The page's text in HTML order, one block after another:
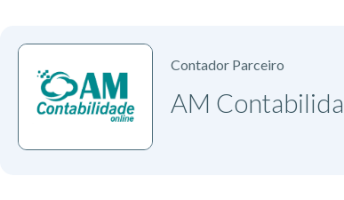
Contador Parceiro
AM